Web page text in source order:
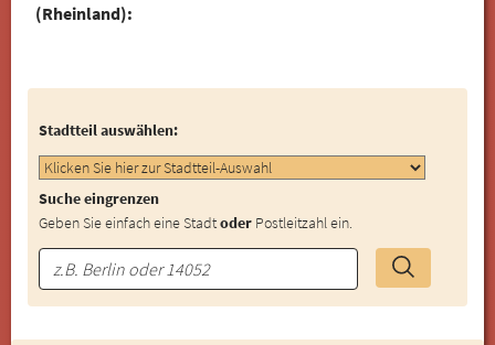
(Rheinland):
Stadtteil auswählen:
Suche eingrenzen
Geben Sie einfach eine Stadtoder Postleitzahl ein.